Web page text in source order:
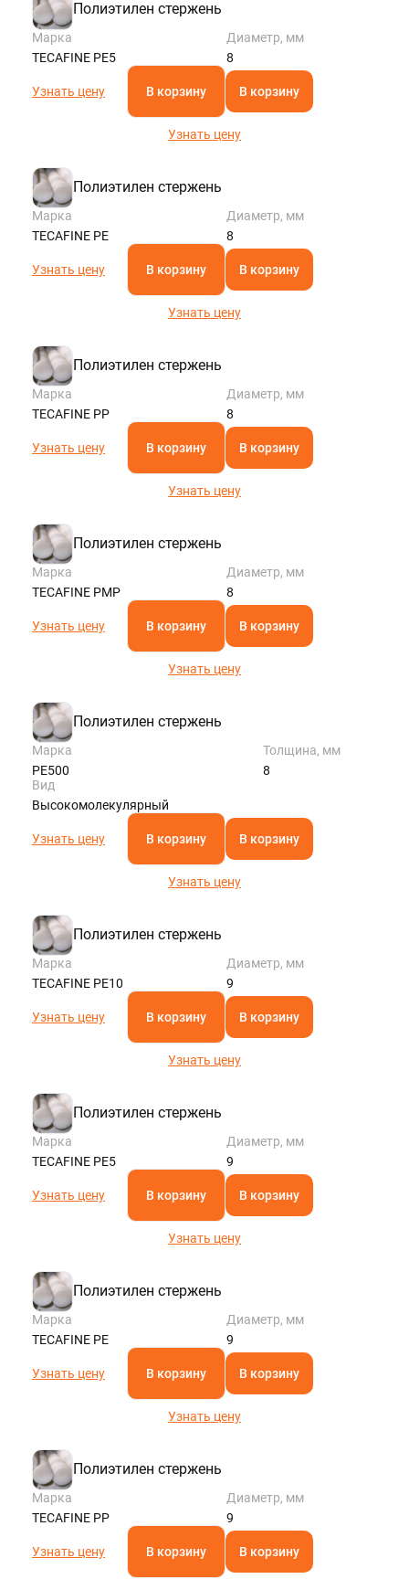
Полиэтилен стержень
Марка
TECAFINE PE5
Диаметр, мм
8
Узнать цену В корзину В корзину
Узнать цену
Полиэтилен стержень
Марка
TECAFINE PE
Диаметр, мм
8
Узнать цену В корзину В корзину
Узнать цену
Полиэтилен стержень
Марка
TECAFINE PP
Диаметр, мм
8
Узнать цену В корзину В корзину
Узнать цену
Полиэтилен стержень
Марка
TECAFINE PMP
Диаметр, мм
8
Узнать цену В корзину В корзину
Узнать цену
Полиэтилен стержень
Марка
РЕ500
Толщина, мм
8
Вид
Высокомолекулярный
Узнать цену В корзину В корзину
Узнать цену
Полиэтилен стержень
Марка
TECAFINE PE10
Диаметр, мм
9
Узнать цену В корзину В корзину
Узнать цену
Полиэтилен стержень
Марка
TECAFINE PE5
Диаметр, мм
9
Узнать цену В корзину В корзину
Узнать цену
Полиэтилен стержень
Марка
TECAFINE PE
Диаметр, мм
9
Узнать цену В корзину В корзину
Узнать цену
Полиэтилен стержень
Марка
TECAFINE PP
Диаметр, мм
9
Узнать цену В корзину В корзину